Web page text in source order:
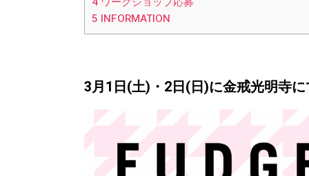
5 INFORMATION
3月1日(土)・2日(日)に金戒光明寺